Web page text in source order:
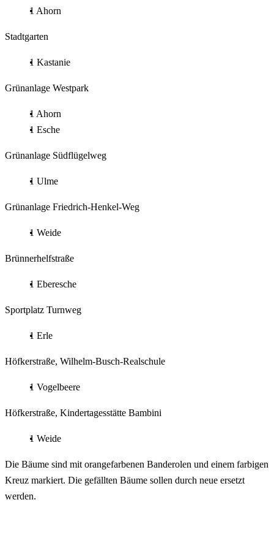
1 Ahorn
Stadtgarten
1 Kastanie
Grünanlage Westpark
1 Ahorn
1 Esche
Grünanlage Südflügelweg
1 Ulme
Grünanlage Friedrich-Henkel-Weg
1 Weide
Brünnerhelfstraße
1 Eberesche
Sportplatz Turnweg
1 Erle
Höfkerstraße, Wilhelm-Busch-Realschule
1 Vogelbeere
Höfkerstraße, Kindertagesstätte Bambini
1 Weide
Die Bäume sind mit orangefarbenen Banderolen und einem farbigen
Kreuz markiert. Die gefällten Bäume sollen durch neue ersetzt
werden.